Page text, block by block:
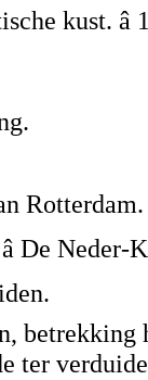
kust. â
Rotterdam.
De Neder-
betrekking
ter